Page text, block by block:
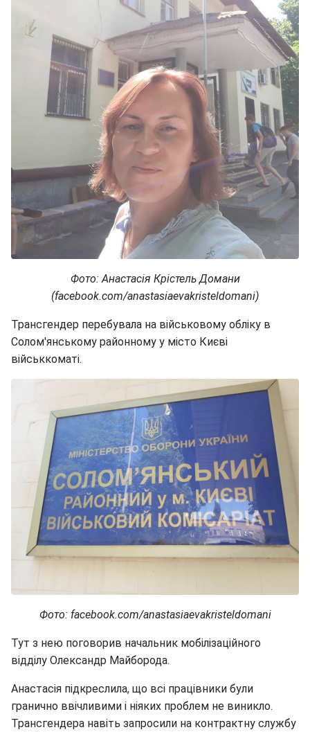
Фото: Анастасія Крістель Домани
(facebook.com/anastasiaevakristeldomani)
Трансгендер перебувала на військовому обліку в
Солом'янському районному у місто Києві
військкоматі.
Фото: facebook.com/anastasiaevakristeldomani
Тут з нею поговорив начальник мобілізаційного
відділу Олександр Майборода.
Анастасія підкреслила, що всі працівники були
гранично ввічливими і ніяких проблем не виникло.
Трансгендера навіть запросили на контрактну службу